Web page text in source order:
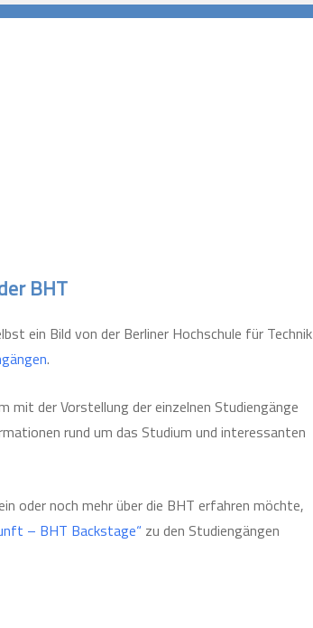
BHT
ein Bild von der Berliner Hochschule für Technik
.
mit der Vorstellung der einzelnen Studiengänge
rund um das Studium und interessanten
oder noch mehr über die BHT erfahren möchte,
– BHT Backstage“ zu den Studiengängen